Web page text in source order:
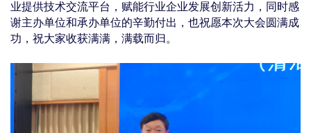
业提供技术交流平台，赋能行业企业发展创新活力，同时感
谢主办单位和承办单位的辛勤付出，也祝愿本次大会圆满成
功，祝大家收获满满，满载而归。